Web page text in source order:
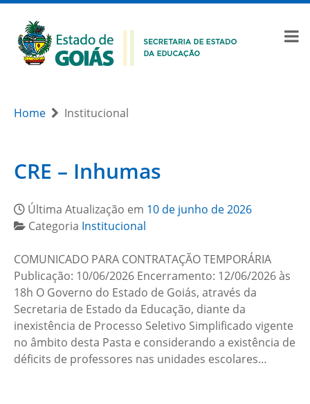
Home Institucional
CRE – Inhumas
Última Atualização em 10 de junho de 2026
Categoria Institucional
COMUNICADO PARA CONTRATAÇÃO TEMPORÁRIA
Publicação: 10/06/2026 Encerramento: 12/06/2026 às
18h O Governo do Estado de Goiás, através da
Secretaria de Estado da Educação, diante da
inexistência de Processo Seletivo Simplificado vigente
no âmbito desta Pasta e considerando a existência de
déficits de professores nas unidades escolares…